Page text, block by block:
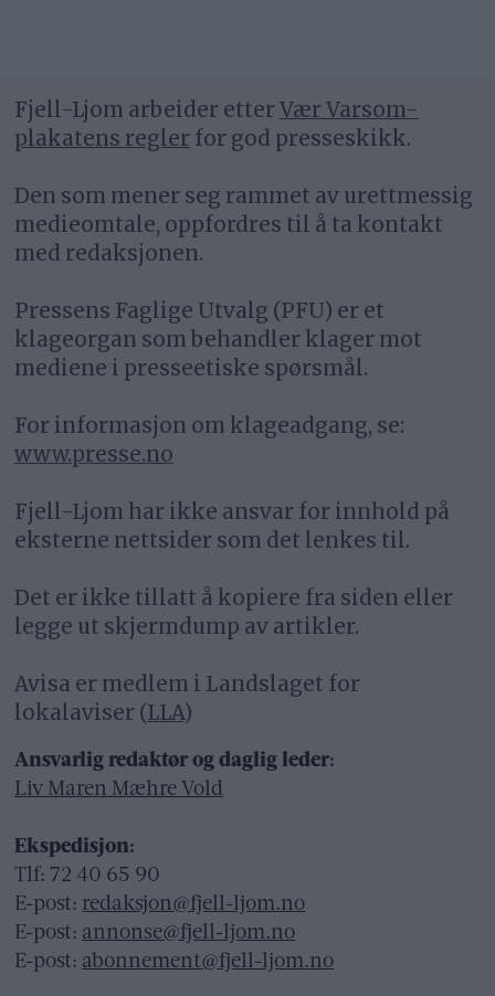
Fjell-Ljom arbeider etterVær Varsom-
plakatens regler for god presseskikk.
Den som mener seg rammet av urettmessig
medieomtale, oppfordres til å ta kontakt
med redaksjonen.
Pressens Faglige Utvalg (PFU) er et
klageorgan som behandler klager mot
mediene i presseetiske spørsmål.
For informasjon om klageadgang, se:
www.presse.no
Fjell-Ljom har ikke ansvar for innhold på
eksterne nettsider som det lenkes til.
Det er ikke tillatt å kopiere fra siden eller
legge ut skjermdump av artikler.
Avisa er medlem i Landslaget for
lokalaviser (LLA)
Ansvarlig redaktør og daglig leder:
Liv Maren Mæhre Vold
Ekspedisjon:
Tlf: 72 40 65 90
E-post: redaksjon@fjell-ljom.no
E-post: annonse@fjell-ljom.no
E-post: abonnement@fjell-ljom.no